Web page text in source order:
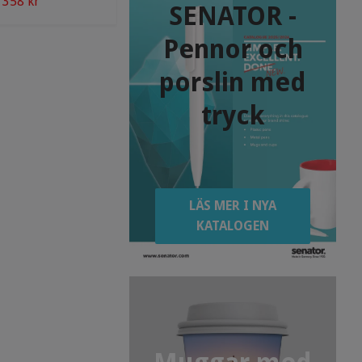
SENATOR -
Pennor och
porslin med
tryck
LÄS MER I NYA
KATALOGEN